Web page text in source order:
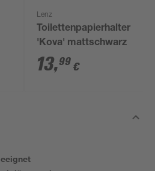
Lenz
Toilettenpapierhalter
'Kova' mattschwarz
13,99 €